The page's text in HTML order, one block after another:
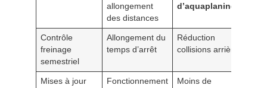
allongement
des distances
d’aquaplaning
Contrôle
freinage
semestriel
Allongement du
temps d’arrêt
Réduction
collisions arrière
Mises à jour
Fonctionnement
Moins de